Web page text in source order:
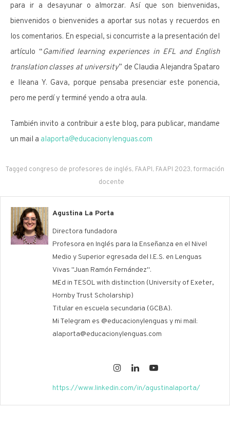
para ir a desayunar o almorzar. Así que son bienvenidas,
bienvenidos o bienvenides a aportar sus notas y recuerdos en
los comentarios. En especial, si concurriste a la presentación del
artículo “Gamified learning experiences in EFL and English
translation classes at university” de Claudia Alejandra Spataro
e Ileana Y. Gava, porque pensaba presenciar este ponencia,
pero me perdí y terminé yendo a otra aula.
También invito a contribuir a este blog, para publicar, mandame
un mail a alaporta@educacionylenguas.com
Tagged congreso de profesores de inglés, FAAPI, FAAPI 2023, formación
docente
Agustina La Porta
Directora fundadora
Profesora en Inglés para la Enseñanza en el Nivel
Medio y Superior egresada del I.E.S. en Lenguas
Vivas "Juan Ramón Fernández".
MEd in TESOL with distinction (University of Exeter,
Hornby Trust Scholarship)
Titular en escuela secundaria (GCBA).
Mi Telegram es @educacionylenguas y mi mail:
alaporta@educacionylenguas.com
https://www.linkedin.com/in/agustinalaporta/